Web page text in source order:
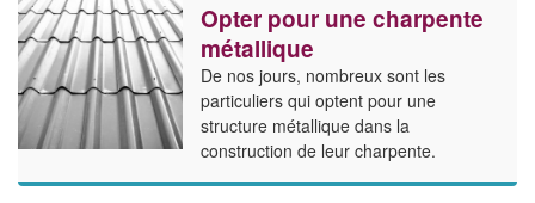
Opter pour une charpente
métallique
De nos jours, nombreux sont les
particuliers qui optent pour une
structure métallique dans la
construction de leur charpente.